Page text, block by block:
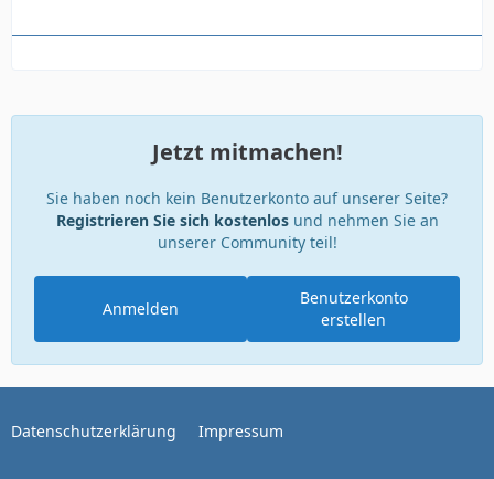
Jetzt mitmachen!
Sie haben noch kein Benutzerkonto auf unserer Seite?
Registrieren Sie sich kostenlosund nehmen Sie an
unserer Community teil!
Benutzerkonto
erstellen
Anmelden
Datenschutzerklärung Impressum